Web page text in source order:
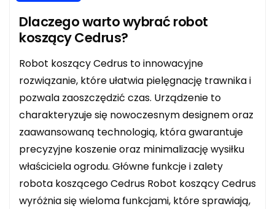
Dlaczego warto wybrać robot
koszący Cedrus?
Robot koszący Cedrus to innowacyjne
rozwiązanie, które ułatwia pielęgnację trawnika i
pozwala zaoszczędzić czas. Urządzenie to
charakteryzuje się nowoczesnym designem oraz
zaawansowaną technologią, która gwarantuje
precyzyjne koszenie oraz minimalizację wysiłku
właściciela ogrodu. Główne funkcje i zalety
robota koszącego Cedrus Robot koszący Cedrus
wyróżnia się wieloma funkcjami, które sprawiają,